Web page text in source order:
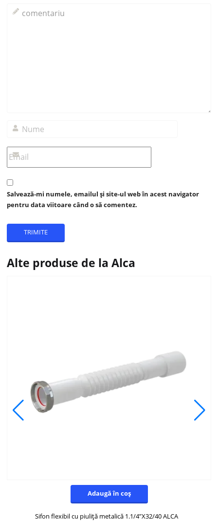
Salvează-mi numele, emailul și site-ul web în acest navigator
pentru data viitoare când o să comentez.
Alte produse de la Alca
Adaugă în coș
Sifon flexibil cu piuliță metalică 1.1/4”X32/40 ALCA